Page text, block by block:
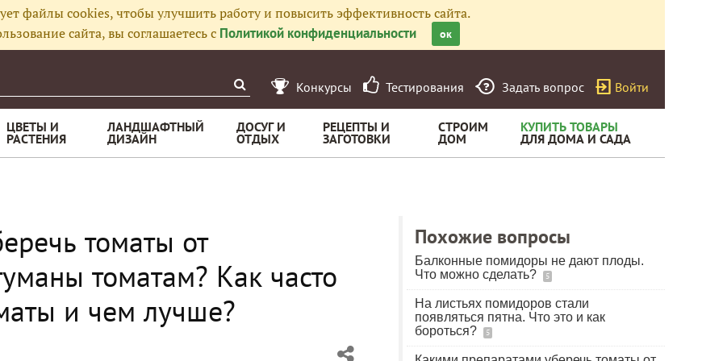
файлы cookies, чтобы улучшить работу и повысить эффективность сайта.
сайта, вы соглашаетесь с Политикой конфиденциальности ок
Конкурсы Тестирования Задать вопрос Войти
ЦВЕТЫ И
РАСТЕНИЯ
ЛАНДШАФТНЫЙ
ДИЗАЙН
ДОСУГ И
ОТДЫХ
РЕЦЕПТЫ И
ЗАГОТОВКИ
СТРОИМ
ДОМ
КУПИТЬ ТОВАРЫ
ДЛЯ ДОМА И САДА
томаты от
томатам? Как часто
и чем лучше?
Похожие вопросы
Балконные помидоры не дают плоды.
Что можно сделать?
5
На листьях помидоров стали
появляться пятна. Что это и как
бороться?
5